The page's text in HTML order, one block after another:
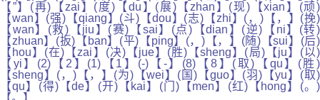
【”】(再)【zai】(度)【du】(展)【zhan】(现)【xian】(顽)
【wan】(强)【qiang】(斗)【dou】(志)【zhi】(，)【，】(挽)
【wan】(救)【jiu】(赛)【sai】(点)【dian】(逆)【ni】(转)
【zhuan】(扳)【ban】(平)【ping】(，)【，】(随)【sui】(后)
【hou】(在)【zai】(决)【jue】(胜)【sheng】(局)【ju】(以)
【yi】(2)【2】(1)【1】(-)【-】(8)【8】(取)【qu】(胜)
【sheng】(，)【，】(为)【wei】(国)【guo】(羽)【yu】(取)
【qu】(得)【de】(开)【kai】(门)【men】(红)【hong】(。)
【。】